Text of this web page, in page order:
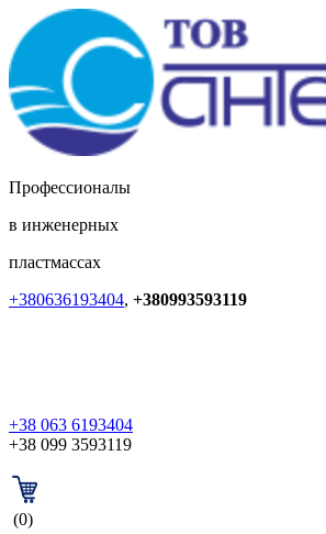
Профессионалы
в инженерных
пластмассах
+380636193404, +380993593119
+38 063 6193404
+38 099 3593119
(0)